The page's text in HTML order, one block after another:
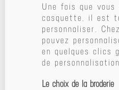
Une fois que
casquette, il est
personnaliser.
pouvez
en quelques clics
de
Le choix de la broderie